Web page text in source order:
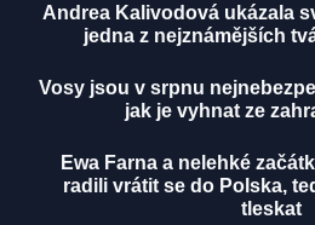
Andrea Kalivodová ukázala
jedna z nejznámějších
Vosy jsou v srpnu
jak je vyhnat ze
Ewa Farna a nelehké
radili vrátit se do Polska,
tleskat